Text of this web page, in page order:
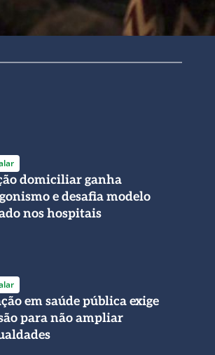
domiciliar ganha
e desafia modelo
nos hospitais
em saúde pública exige
para não ampliar